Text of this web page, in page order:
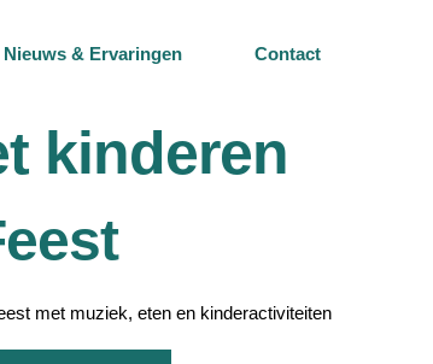
Nieuws & Ervaringen Contact
kinderen
met muziek, eten en kinderactiviteiten